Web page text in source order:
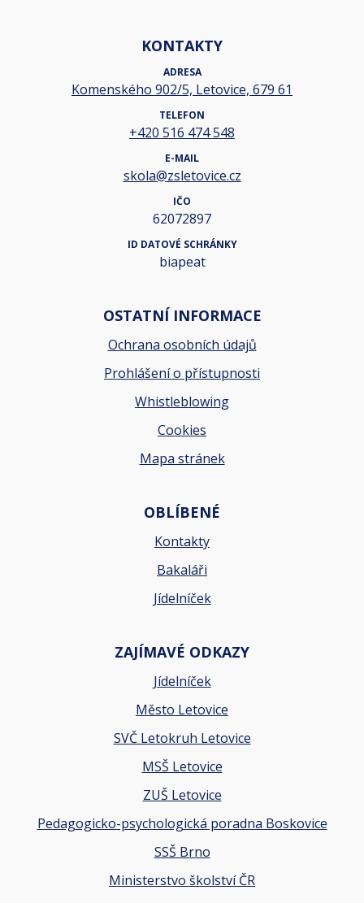
KONTAKTY
ADRESA
Komenského 902/5, Letovice, 679 61
TELEFON
+420 516 474 548
E-MAIL
skola@zsletovice.cz
IČO
62072897
ID DATOVÉ SCHRÁNKY
biapeat
OSTATNÍ INFORMACE
Ochrana osobních údajů
Prohlášení o přístupnosti
Whistleblowing
Cookies
Mapa stránek
OBLÍBENÉ
Kontakty
Bakaláři
Jídelníček
ZAJÍMAVÉ ODKAZY
Jídelníček
Město Letovice
SVČ Letokruh Letovice
MSŠ Letovice
ZUŠ Letovice
Pedagogicko-psychologická poradna Boskovice
SSŠ Brno
Ministerstvo školství ČR